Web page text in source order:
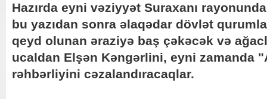
Hazırda eyni vəziyyət Suraxanı
bu yazıdan sonra əlaqədar dövlət
qeyd olunan əraziyə baş çəkəcək və
ucaldan Elşən Kəngərlini, eyni zamanda
rəhbərliyini cəzalandıracaqlar.